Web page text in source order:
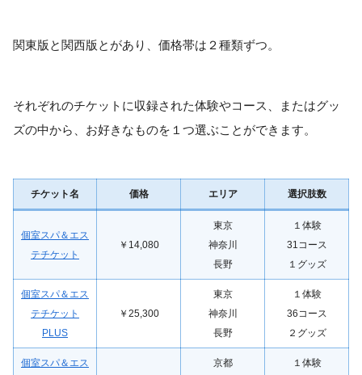
関東版と関西版とがあり、価格帯は２種類ずつ。
それぞれのチケットに収録された体験やコース、またはグッ
ズの中から、お好きなものを１つ選ぶことができます。
チケット名 価格 エリア 選択肢数
個室スパ＆エス
テチケット
￥14,080
東京
神奈川
長野
１体験
31コース
１グッズ
個室スパ＆エス
テチケット
PLUS
￥25,300
東京
神奈川
長野
１体験
36コース
２グッズ
個室スパ＆エス
京都
１体験